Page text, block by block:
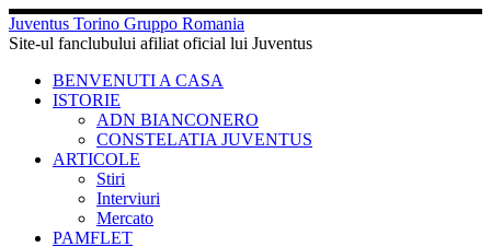
Sari
la
Juventus Torino Gruppo Romania
Site-ul fanclubului afiliat oficial lui Juventus
BENVENUTI A CASA
ISTORIE
ADN BIANCONERO
CONSTELATIA JUVENTUS
ARTICOLE
Stiri
Interviuri
Mercato
PAMFLET